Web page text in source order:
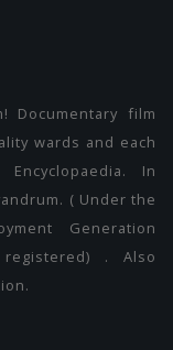
Documentary film
wards and each
In
( Under the
Generation
. Also